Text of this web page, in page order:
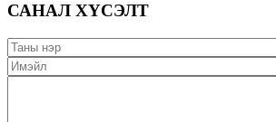
САНАЛ ХҮСЭЛТ